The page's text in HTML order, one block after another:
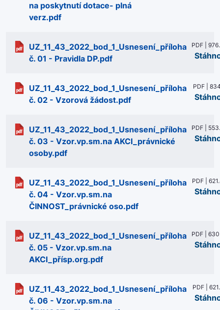
na poskytnutí dotace- plná
verz.pdf
UZ_11_43_2022_bod_1_Usnesení_příloha
č. 01 - Pravidla DP.pdf
PDF |
UZ_11_43_2022_bod_1_Usnesení_příloha
č. 02 - Vzorová žádost.pdf
PDF |
UZ_11_43_2022_bod_1_Usnesení_příloha
č. 03 - Vzor.vp.sm.na AKCI_právnické
osoby.pdf
PDF |
UZ_11_43_2022_bod_1_Usnesení_příloha
č. 04 - Vzor.vp.sm.na
ČINNOST_právnické oso.pdf
PDF |
UZ_11_43_2022_bod_1_Usnesení_příloha
č. 05 - Vzor.vp.sm.na
AKCI_přísp.org.pdf
PDF |
UZ_11_43_2022_bod_1_Usnesení_příloha
č. 06 - Vzor.vp.sm.na
PDF |